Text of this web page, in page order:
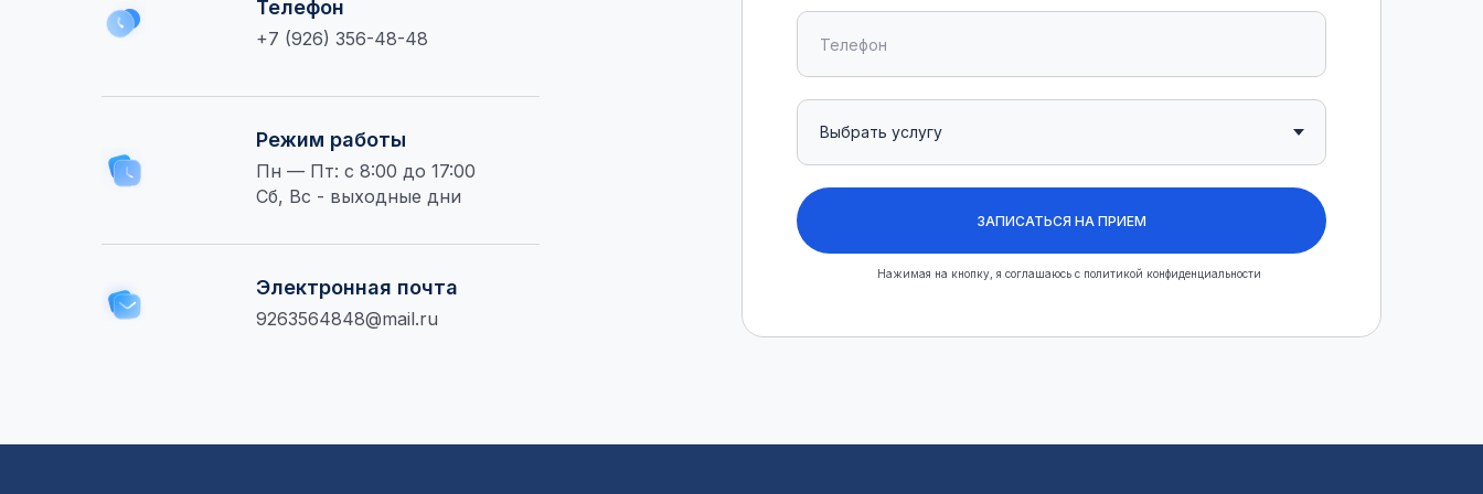
Телефон
+7 (926) 356-48-48
ЗАПИСАТЬСЯ НА ПРИЕМ
Режим работы
Пн — Пт: с 8:00 до 17:00
Сб, Вс - выходные дни
Электронная почта
9263564848@mail.ru
Нажимая на кнопку, я соглашаюсь с политикой конфиденциальности